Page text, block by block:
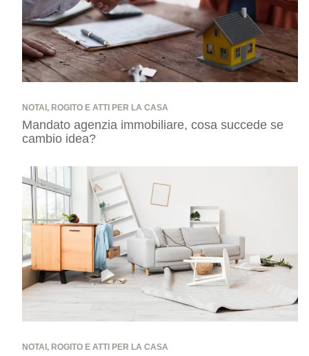
NOTAI, ROGITO E ATTI PER LA CASA
Mandato agenzia immobiliare, cosa succede se
cambio idea?
NOTAI, ROGITO E ATTI PER LA CASA